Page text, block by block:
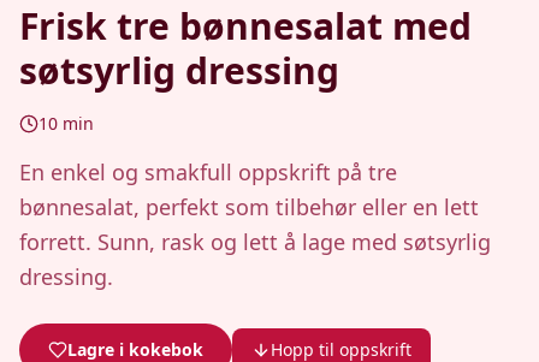
Frisk tre bønnesalat med
søtsyrlig dressing
10 min
En enkel og smakfull oppskrift på tre
bønnesalat, perfekt som tilbehør eller en lett
forrett. Sunn, rask og lett å lage med søtsyrlig
dressing.
Lagre i kokebok Hopp til oppskrift